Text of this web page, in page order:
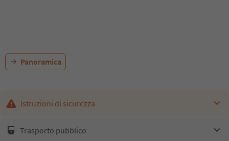
Panoramica
Istruzioni di sicurezza
Trasporto pubblico